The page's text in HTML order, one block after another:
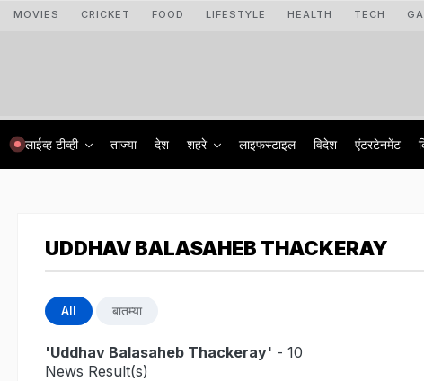
MOVIES CRICKET FOOD LIFESTYLE HEALTH TECH
लाईव्ह टीव्ही ताज्या देश शहरे लाइफस्टाइल विदेश एंटरटेनमेंट
UDDHAV BALASAHEB THACKERAY
All बातम्या
'Uddhav Balasaheb Thackeray' - 10
News Result(s)